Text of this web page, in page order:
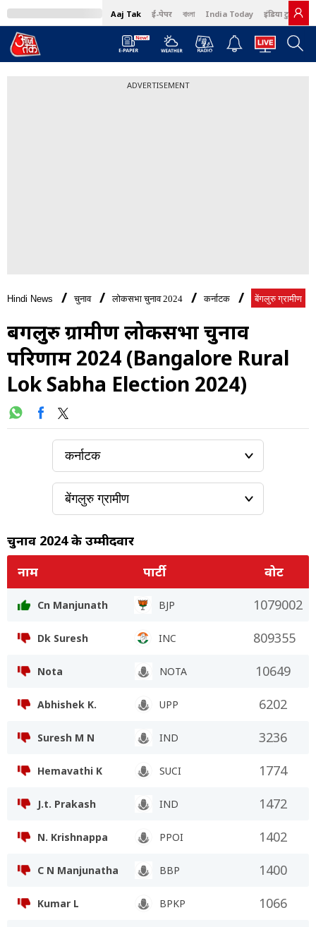
Aaj Tak ई-पेपर বাংলা India Today इंडिया टुडे हिंदी
ADVERTISEMENT
Hindi News चुनाव लोकसभा चुनाव 2024 कर्नाटक बेंगलुरु ग्रामीण
बेंगलुरु ग्रामीण लोकसभा चुनाव
परिणाम 2024 (Bangalore Rural
Lok Sabha Election 2024)
चुनाव 2024 के उम्मीदवार
नाम
पार्टी वोट
Cn Manjunath BJP 1079002
Dk Suresh INC 809355
Nota NOTA 10649
Abhishek K. UPP 6202
Suresh M N IND 3236
Hemavathi K SUCI 1774
J.t. Prakash IND 1472
N. Krishnappa PPOI 1402
C N Manjunatha BBP 1400
Kumar L BPKP 1066